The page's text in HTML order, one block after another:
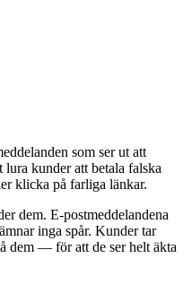
som ser ut att
kunder att betala falska
klicka på farliga länkar.
dem. E-postmeddelandena
inga spår. Kunder tar
dem — för att de ser helt äkta